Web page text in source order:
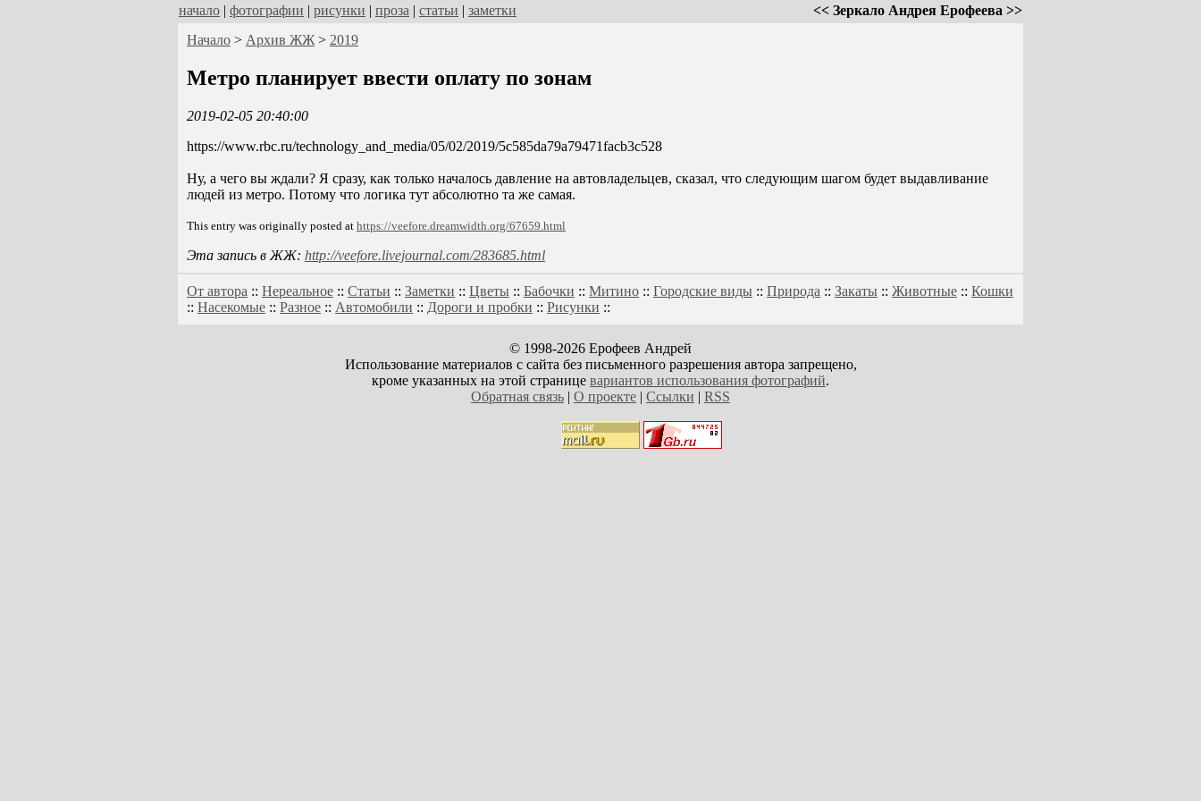
начало | фотографии | рисунки | проза | статьи | заметки
<< Зеркало Андрея Ерофеева >>
Начало > Архив ЖЖ > 2019
Метро планирует ввести оплату по зонам
2019-02-05 20:40:00
https://www.rbc.ru/technology_and_media/05/02/2019/5c585da79a79471facb3c528
Ну, а чего вы ждали? Я сразу, как только началось давление на автовладельцев, сказал, что следующим шагом будет выдавливание
людей из метро. Потому что логика тут абсолютно та же самая.
This entry was originally posted at https://veefore.dreamwidth.org/67659.html
Эта запись в ЖЖ: http://veefore.livejournal.com/283685.html
От автора :: Нереальное :: Статьи :: Заметки :: Цветы :: Бабочки :: Митино :: Городские виды :: Природа :: Закаты :: Животные :: Кошки
:: Насекомые :: Разное :: Автомобили :: Дороги и пробки :: Рисунки ::
© 1998-2026 Ерофеев Андрей
Использование материалов с сайта без письменного разрешения автора запрещено,
кроме указанных на этой странице вариантов использования фотографий.
Обратная связь | О проекте | Ссылки | RSS